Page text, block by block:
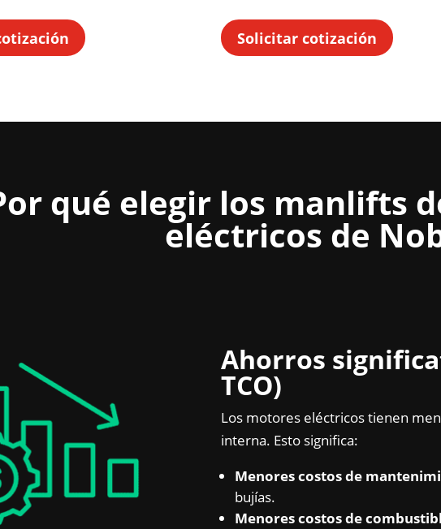
Solicitar cotización
qué elegir los manlifts
eléctricos de
Ahorros
TCO)
Los motores eléctricos tienen
interna. Esto significa:
Menores costos de
bujías.
Menores costos de